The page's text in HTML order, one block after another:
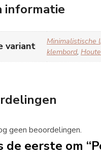
informatie
variant Minimalistische
klembord,
geen beoordelingen.
de eerste om